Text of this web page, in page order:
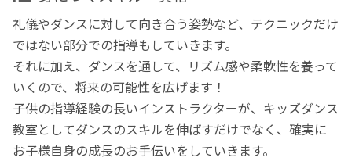
礼儀やダンスに対して向き合う姿勢など、テクニックだけ
ではない部分での指導もしていきます。
それに加え、ダンスを通して、リズム感や柔軟性を養って
いくので、将来の可能性を広げます！
子供の指導経験の長いインストラクターが、キッズダンス
教室としてダンスのスキルを伸ばすだけでなく、確実に
お子様自身の成長のお手伝いをしていきます。